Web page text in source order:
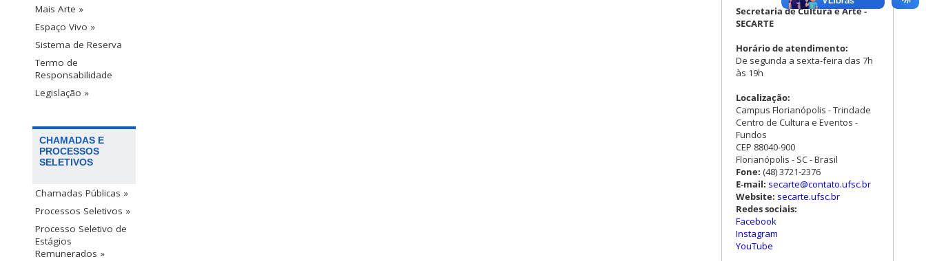
Mais Arte »
Espaço Vivo »
Sistema de Reserva
Termo de
Responsabilidade
Legislação »
CHAMADAS E
PROCESSOS
SELETIVOS
Chamadas Públicas »
Processos Seletivos »
Processo Seletivo de
Estágios
Remunerados »
Secretaria de Cultura e Arte -
SECARTE
Horário de atendimento:
De segunda a sexta-feira das 7h
às 19h
Localização:
Campus Florianópolis - Trindade
Centro de Cultura e Eventos -
Fundos
CEP 88040-900
Florianópolis - SC - Brasil
Fone: (48) 3721-2376
E-mail: secarte@contato.ufsc.br
Website: secarte.ufsc.br
Redes sociais:
Facebook
Instagram
YouTube